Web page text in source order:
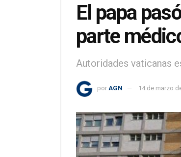
El papa
parte
Autoridades vaticanas
por AGN 14 de marzo